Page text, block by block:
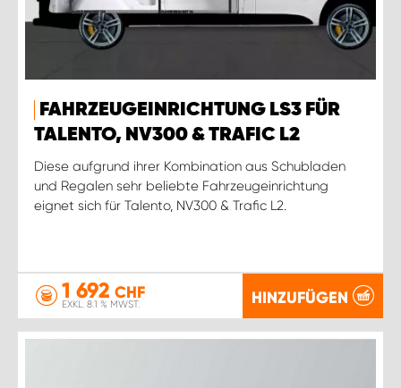
FAHRZEUGEINRICHTUNG LS3 FÜR
TALENTO, NV300 & TRAFIC L2
Diese aufgrund ihrer Kombination aus Schubladen
und Regalen sehr beliebte Fahrzeugeinrichtung
eignet sich für Talento, NV300 & Trafic L2.
1 692 CHF
EXKL. 8.1 % MWST. HINZUFÜGEN